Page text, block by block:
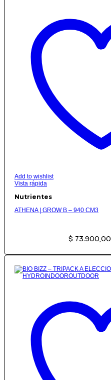
Add to wishlist
Vista rápida
Nutrientes
ATHENA | GROW B – 940 CM3
$ 73.900,00